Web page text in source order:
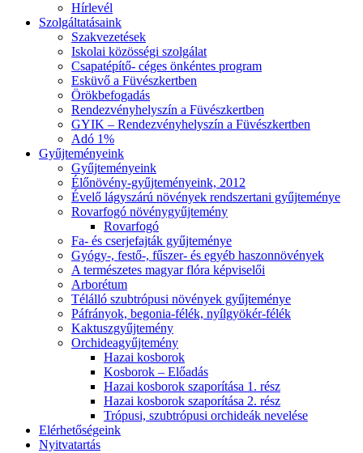
Hírlevél
Szolgáltatásaink
Szakvezetések
Iskolai közösségi szolgálat
Csapatépítő- céges önkéntes program
Esküvő a Füvészkertben
Örökbefogadás
Rendezvényhelyszín a Füvészkertben
GYIK – Rendezvényhelyszín a Füvészkertben
Adó 1%
Gyűjteményeink
Gyűjteményeink
Élőnövény-gyűjteményeink, 2012
Évelő lágyszárú növények rendszertani gyűjteménye
Rovarfogó növénygyűjtemény
Rovarfogó
Fa- és cserjefajták gyűjteménye
Gyógy-, festő-, fűszer- és egyéb haszonnövények
A természetes magyar flóra képviselői
Arborétum
Télálló szubtrópusi növények gyűjteménye
Páfrányok, begonia-félék, nyílgyökér-félék
Kaktuszgyűjtemény
Orchideagyűjtemény
Hazai kosborok
Kosborok – Előadás
Hazai kosborok szaporítása 1. rész
Hazai kosborok szaporítása 2. rész
Trópusi, szubtrópusi orchideák nevelése
Elérhetőségeink
Nyitvatartás